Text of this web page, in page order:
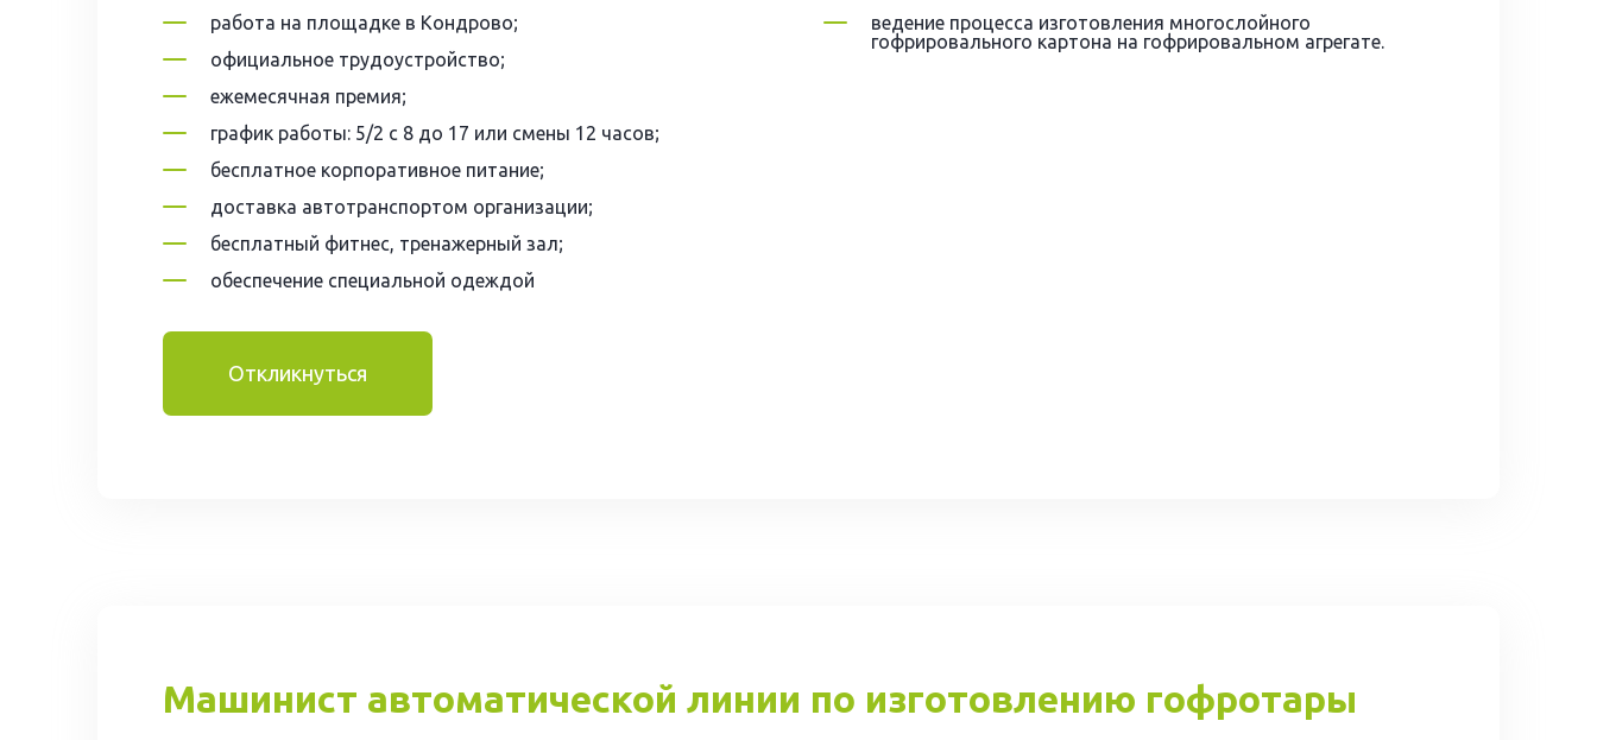
работа на площадке в Кондрово;
официальное трудоустройство;
ежемесячная премия;
график работы: 5/2 с 8 до 17 или смены 12 часов;
бесплатное корпоративное питание;
доставка автотранспортом организации;
бесплатный фитнес, тренажерный зал;
обеспечение специальной одеждой
ведение процесса изготовления многослойного
гофрировального картона на гофрировальном агрегате.
Откликнуться
Машинист автоматической линии по изготовлению гофротары